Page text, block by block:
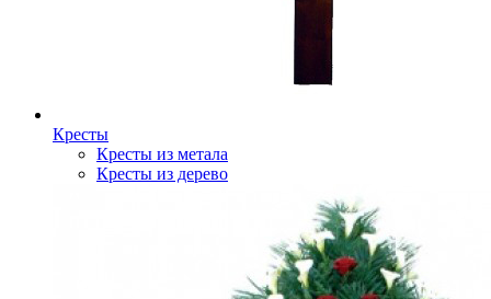
Кресты
Кресты из метала
Кресты из дерево